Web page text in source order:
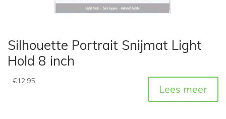
Silhouette Portrait Snijmat Light
Hold 8 inch
€12,95
Lees meer